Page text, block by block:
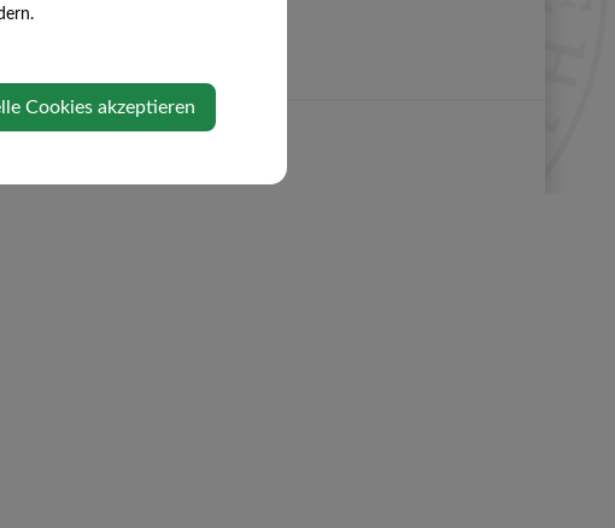
Cookies akzeptieren